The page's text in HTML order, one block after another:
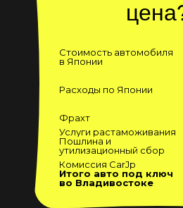
Стоимость автомобиля
в Японии
Расходы по Японии
Фрахт
Услуги растаможивания
Пошлина и
утилизационный сбор
Комиссия CarJp
Итого авто под ключ
во Владивостоке